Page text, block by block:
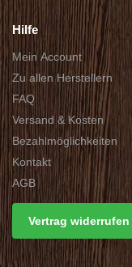
Hilfe
Mein Account
Zu allen Herstellern
FAQ
Versand & Kosten
Bezahlmöglichkeiten
Kontakt
AGB
Vertrag widerrufen